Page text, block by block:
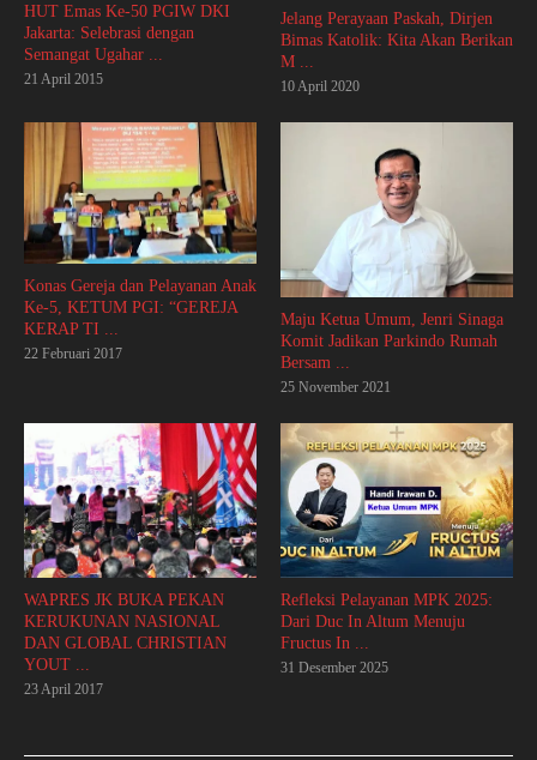
HUT Emas Ke-50 PGIW DKI
Jakarta: Selebrasi dengan
Semangat Ugahar ...
21 April 2015
Jelang Perayaan Paskah, Dirjen
Bimas Katolik: Kita Akan Berikan
M ...
10 April 2020
Konas Gereja dan Pelayanan Anak
Ke-5, KETUM PGI: “GEREJA
KERAP TI ...
22 Februari 2017
Maju Ketua Umum, Jenri Sinaga
Komit Jadikan Parkindo Rumah
Bersam ...
25 November 2021
WAPRES JK BUKA PEKAN
KERUKUNAN NASIONAL
DAN GLOBAL CHRISTIAN
YOUT ...
23 April 2017
Refleksi Pelayanan MPK 2025:
Dari Duc In Altum Menuju
Fructus In ...
31 Desember 2025